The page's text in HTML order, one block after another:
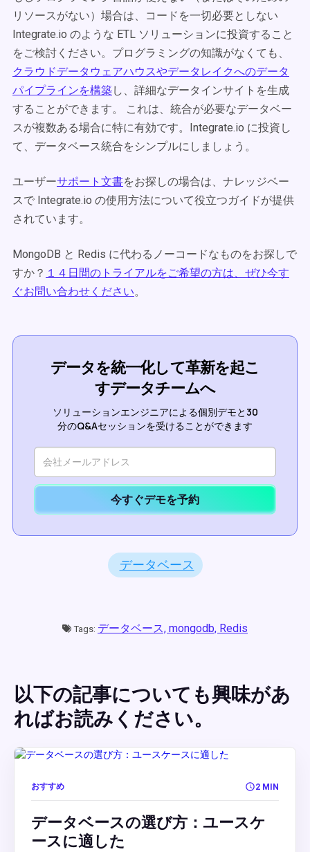
リソースがない）場合は、コードを一切必要としない
Integrate.io のような ETL ソリューションに投資すること
をご検討ください。プログラミングの知識がなくても、
クラウドデータウェアハウスやデータレイクへのデータ
パイプラインを構築し、詳細なデータインサイトを生成
することができます。 これは、統合が必要なデータベー
スが複数ある場合に特に有効です。Integrate.io に投資し
て、データベース統合をシンプルにしましょう。
ユーザーサポート文書をお探しの場合は、ナレッジベー
スで Integrate.io の使用方法について役立つガイドが提供
されています。
MongoDB と Redis に代わるノーコードなものをお探しで
すか？ １４日間のトライアルをご希望の方は、ぜひ今す
ぐお問い合わせください。
データを統一化して革新を起こ
すデータチームへ
ソリューションエンジニアによる個別デモと30
分のQ&Aセッションを受けることができます
今すぐデモを予約
データベース
Tags: データベース, mongodb, Redis
以下の記事についても興味があ
ればお読みください。
おすすめ 2 MIN
データベースの選び方：ユースケ
ースに適した